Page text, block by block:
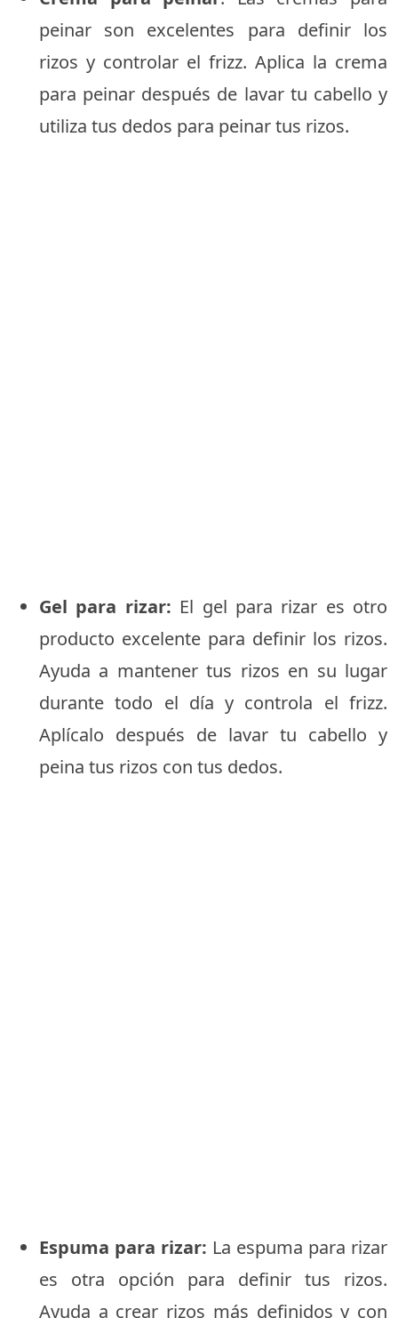
peinar son excelentes para definir los
rizos y controlar el frizz. Aplica la crema
para peinar después de lavar tu cabello y
utiliza tus dedos para peinar tus rizos.
Gel para rizar: El gel para rizar es otro
producto excelente para definir los rizos.
Ayuda a mantener tus rizos en su lugar
durante todo el día y controla el frizz.
Aplícalo después de lavar tu cabello y
peina tus rizos con tus dedos.
Espuma para rizar: La espuma para rizar
es otra opción para definir tus rizos.
Ayuda a crear rizos más definidos y con